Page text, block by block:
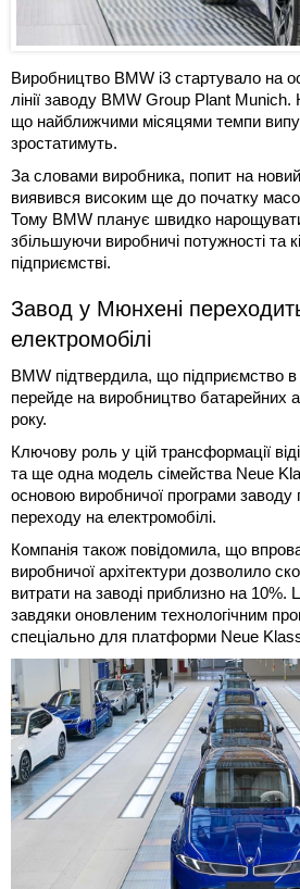
Виробництво BMW i3 стартувало на
лінії заводу BMW Group Plant Munich.
що найближчими місяцями темпи
зростатимуть.
За словами виробника, попит на
виявився високим ще до початку
Тому BMW планує швидко
збільшуючи виробничі потужності та
підприємстві.
Завод у Мюнхені
електромобілі
BMW підтвердила, що підприємство
перейде на виробництво батарейних
року.
Ключову роль у цій трансформації
та ще одна модель сімейства Neue
основою виробничої програми заводу
переходу на електромобілі.
Компанія також повідомила, що
виробничої архітектури дозволило
витрати на заводі приблизно на 10%.
завдяки оновленим технологічним
спеціально для платформи Neue